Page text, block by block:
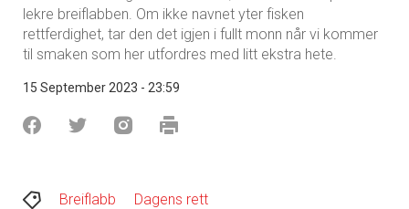
lekre breiflabben. Om ikke navnet yter fisken
rettferdighet, tar den det igjen i fullt monn når vi kommer
til smaken som her utfordres med litt ekstra hete.
15 September 2023 - 23:59
Breiflabb Dagens rett